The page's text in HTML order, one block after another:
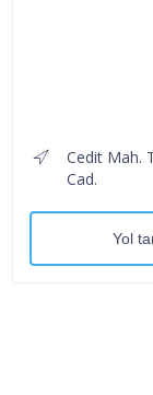
Cedit Mah.
Cad.
Yol